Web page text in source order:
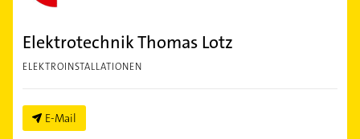
Elektrotechnik Thomas Lotz
ELEKTROINSTALLATIONEN
E-Mail